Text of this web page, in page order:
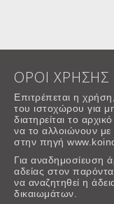
ΟΡΟΙ ΧΡΗΣΗΣ
Επιτρέπεται η
του ιστοχώρου για
διατηρείται το
να το αλλοιώνουν
στην πηγή
Για αναδημοσίευση
αδείας στον
να αναζητηθεί η
δικαιωμάτων.